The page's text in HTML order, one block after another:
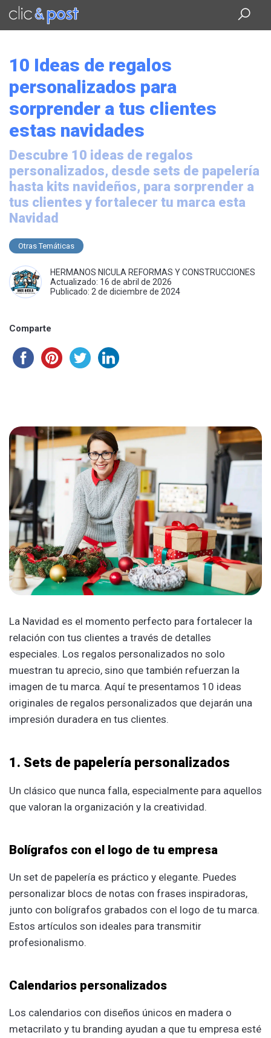
Saltar
contenido
10 Ideas de regalos
personalizados para
sorprender a tus clientes
estas navidades
Descubre 10 ideas de regalos
personalizados, desde sets de papelería
hasta kits navideños, para sorprender a
tus clientes y fortalecer tu marca esta
Navidad
Otras Temáticas
HERMANOS NICULA REFORMAS Y CONSTRUCCIONES
Actualizado: 16 de abril de 2026
Publicado: 2 de diciembre de 2024
Comparte
La Navidad es el momento perfecto para fortalecer la
relación con tus clientes a través de detalles
especiales. Los regalos personalizados no solo
muestran tu aprecio, sino que también refuerzan la
imagen de tu marca. Aquí te presentamos 10 ideas
originales de regalos personalizados que dejarán una
impresión duradera en tus clientes.
1. Sets de papelería personalizados
Un clásico que nunca falla, especialmente para aquellos
que valoran la organización y la creatividad.
Bolígrafos con el logo de tu empresa
Un set de papelería es práctico y elegante. Puedes
personalizar blocs de notas con frases inspiradoras,
junto con bolígrafos grabados con el logo de tu marca.
Estos artículos son ideales para transmitir
profesionalismo.
Calendarios personalizados
Los calendarios con diseños únicos en madera o
metacrilato y tu branding ayudan a que tu empresa esté